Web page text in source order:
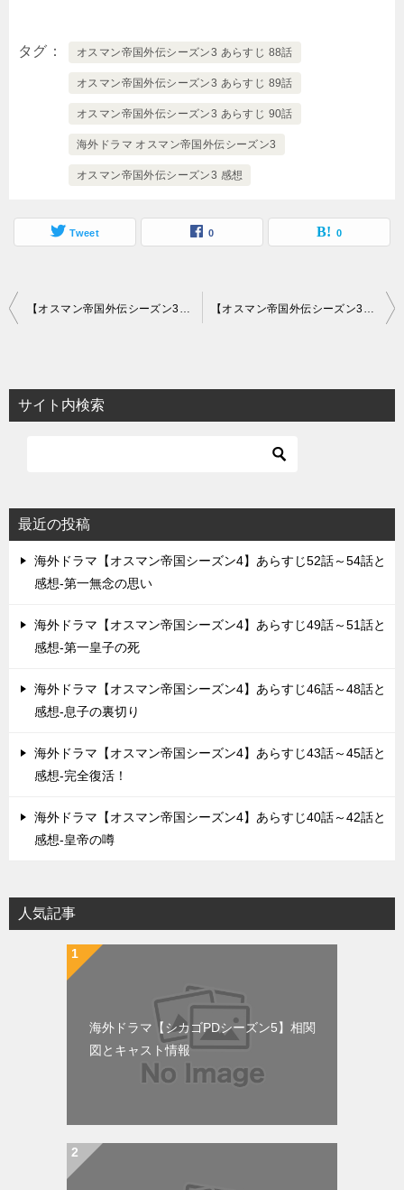
タグ オスマン帝国外伝シーズン3 あらすじ 88話
オスマン帝国外伝シーズン3 あらすじ 89話
オスマン帝国外伝シーズン3 あらすじ 90話
海外ドラマ オスマン帝国外伝シーズン3
オスマン帝国外伝シーズン3 感想
Tweet 0 0
投
ビ
ゲ
ョ
ン
【オスマン帝国外伝シーズン3】あらすじ85話～87話と感想-ある予言 【オスマン帝国外伝シーズン3】あらすじ91話～92話（最終回）と感想-母のいない後宮で
サイト内検索
最近の投稿
海外ドラマ【オスマン帝国シーズン4】あらすじ52話～54話と
感想-第一無念の思い
海外ドラマ【オスマン帝国シーズン4】あらすじ49話～51話と
感想-第一皇子の死
海外ドラマ【オスマン帝国シーズン4】あらすじ46話～48話と
感想-息子の裏切り
海外ドラマ【オスマン帝国シーズン4】あらすじ43話～45話と
感想-完全復活！
海外ドラマ【オスマン帝国シーズン4】あらすじ40話～42話と
感想-皇帝の噂
人気記事
海外ドラマ【シカゴPDシーズン5】相関
図とキャスト情報